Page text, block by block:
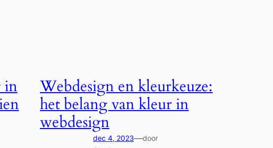
in
Webdesign en kleurkeuze:
het belang van kleur in
webdesign
dec 4, 2023—door